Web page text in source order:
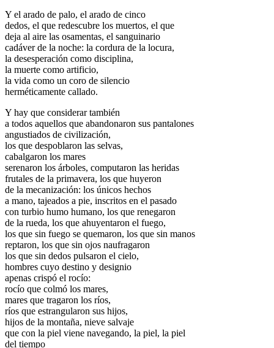
Y el arado de palo, el arado de cinco
dedos, el que redescubre los muertos, el que
deja al aire las osamentas, el sanguinario
cadáver de la noche: la cordura de la locura,
la desesperación como disciplina,
la muerte como artificio,
la vida como un coro de silencio
herméticamente callado.
Y hay que considerar también
a todos aquellos que abandonaron sus pantalones
angustiados de civilización,
los que despoblaron las selvas,
cabalgaron los mares
serenaron los árboles, computaron las heridas
frutales de la primavera, los que huyeron
de la mecanización: los únicos hechos
a mano, tajeados a pie, inscritos en el pasado
con turbio humo humano, los que renegaron
de la rueda, los que ahuyentaron el fuego,
los que sin fuego se quemaron, los que sin manos
reptaron, los que sin ojos naufragaron
los que sin dedos pulsaron el cielo,
hombres cuyo destino y designio
apenas crispó el rocío:
rocío que colmó los mares,
mares que tragaron los ríos,
ríos que estrangularon sus hijos,
hijos de la montaña, nieve salvaje
que con la piel viene navegando, la piel, la piel
del tiempo